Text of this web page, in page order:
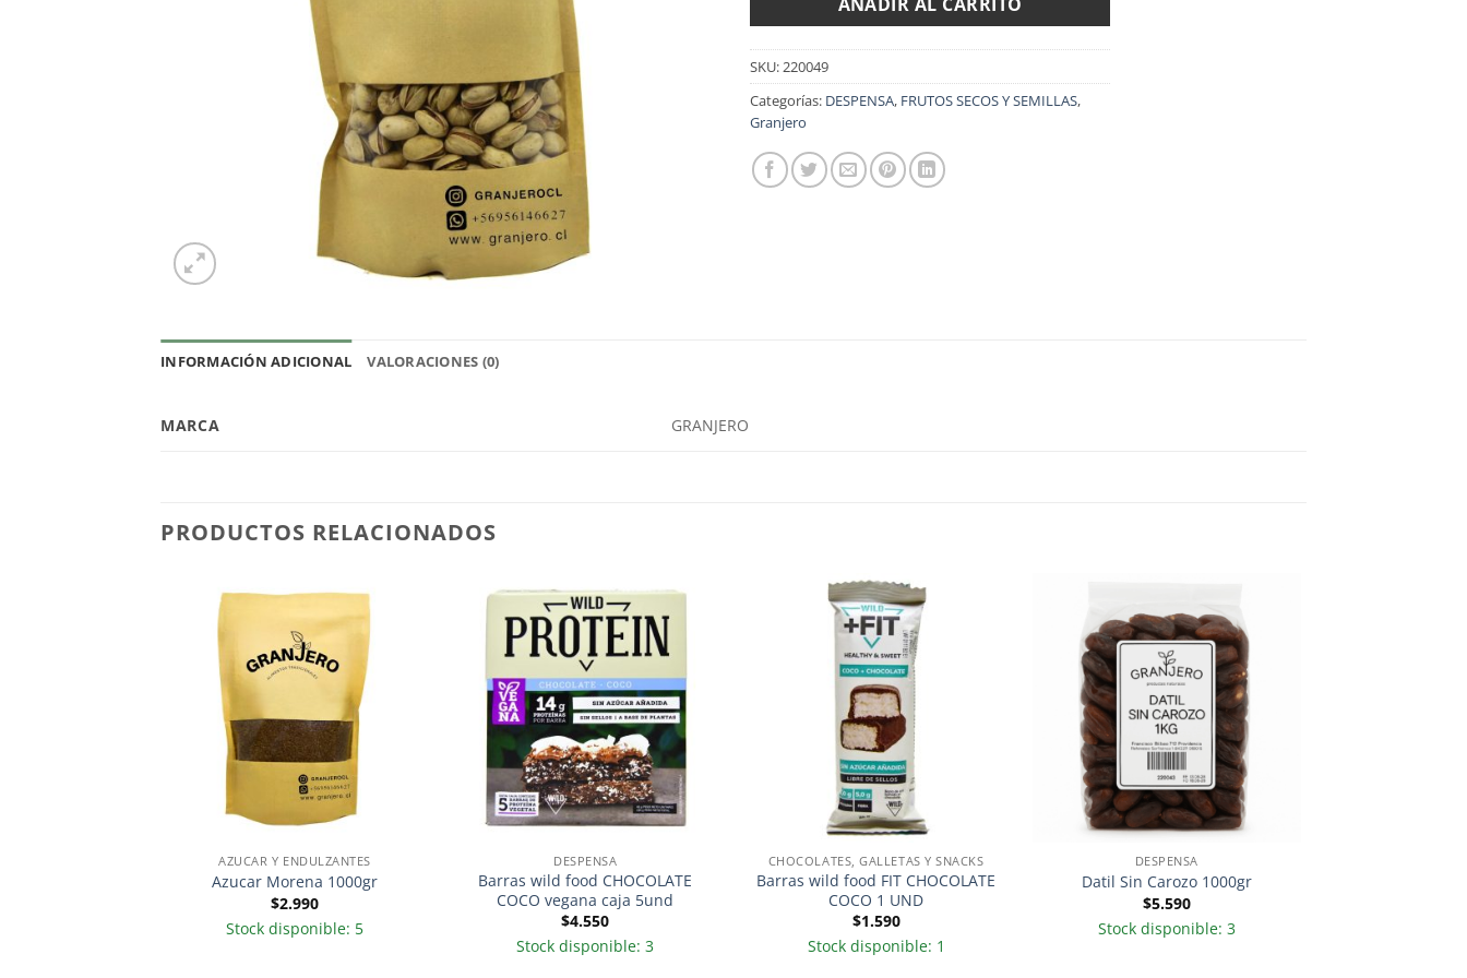
SKU: 220049
Categorías: DESPENSA, FRUTOS SECOS Y SEMILLAS,
Granjero
INFORMACIÓN ADICIONAL VALORACIONES (0)
MARCA GRANJERO
PRODUCTOS RELACIONADOS
AZUCAR Y ENDULZANTES
Azucar Morena 1000gr
$2.990
Stock disponible: 5
DESPENSA
Barras wild food CHOCOLATE
COCO vegana caja 5und
$4.550
Stock disponible: 3
CHOCOLATES, GALLETAS Y SNACKS
Barras wild food FIT CHOCOLATE
COCO 1 UND
$1.590
Stock disponible: 1
DESPENSA
Datil Sin Carozo 1000gr
$5.590
Stock disponible: 3